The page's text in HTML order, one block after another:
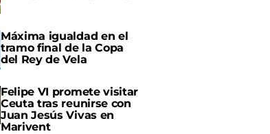
Máxima igualdad en el
tramo final de la Copa
del Rey de Vela
Felipe VI promete visitar
Ceuta tras reunirse con
Juan Jesús Vivas en
Marivent